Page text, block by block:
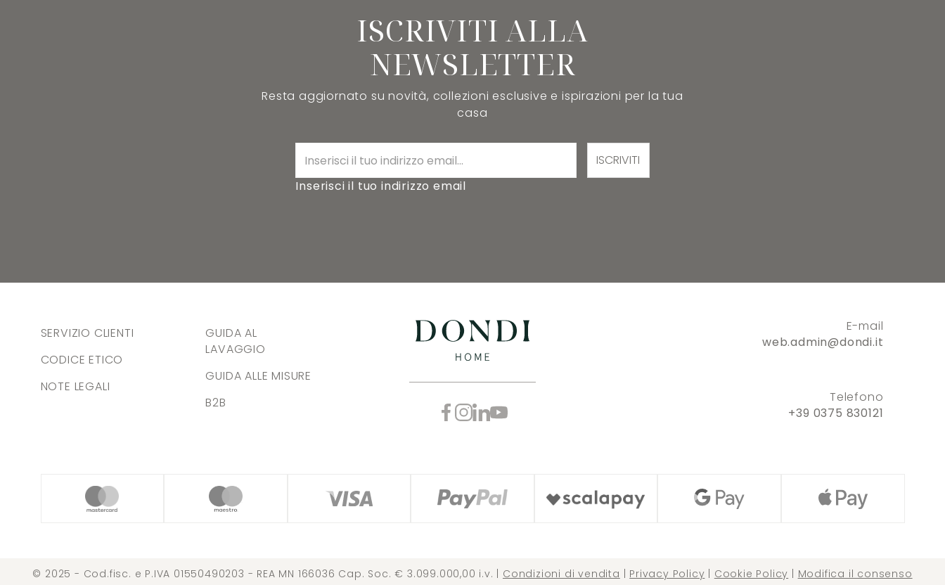
ISCRIVITI ALLA
NEWSLETTER
Resta aggiornato su novità, collezioni esclusive e ispirazioni per la tua
casa
Inserisci il tuo indirizzo email
ISCRIVITI
E-mail
web.admin@dondi.it
Telefono
+39 0375 830121
SERVIZIO CLIENTI
CODICE ETICO
NOTE LEGALI
GUIDA AL
LAVAGGIO
GUIDA ALLE MISURE
B2B
© 2025 - Cod.fisc. e P.IVA 01550490203 - REA MN 166036 Cap. Soc. € 3.099.000,00 i.v. | Condizioni di vendita Privacy Policy Cookie Policy Modifica il consenso